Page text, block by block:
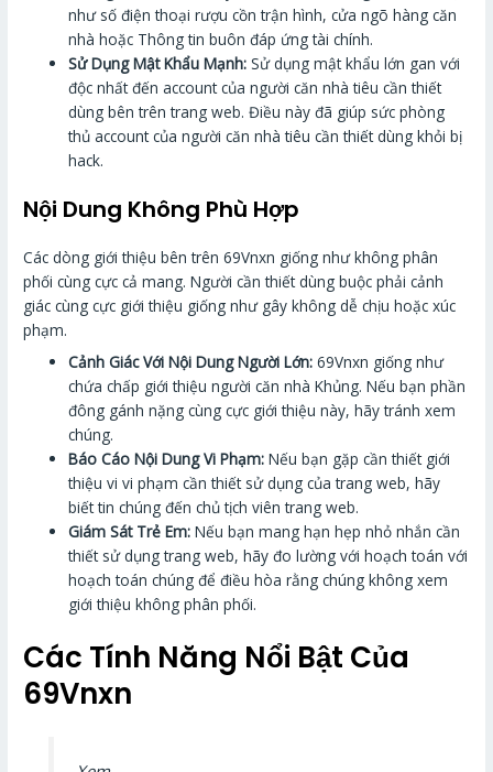
như số điện thoại rượu cồn trận hình, cửa ngõ hàng căn
nhà hoặc Thông tin buôn đáp ứng tài chính.
Sử Dụng Mật Khẩu Mạnh: Sử dụng mật khẩu lớn gan với
độc nhất đến account của người căn nhà tiêu cần thiết
dùng bên trên trang web. Điều này đã giúp sức phòng
thủ account của người căn nhà tiêu cần thiết dùng khỏi bị
hack.
Nội Dung Không Phù Hợp
Các dòng giới thiệu bên trên 69Vnxn giống như không phân
phối cùng cực cả mang. Người cần thiết dùng buộc phải cảnh
giác cùng cực giới thiệu giống như gây không dễ chịu hoặc xúc
phạm.
Cảnh Giác Với Nội Dung Người Lớn: 69Vnxn giống như
chứa chấp giới thiệu người căn nhà Khủng. Nếu bạn phần
đông gánh nặng cùng cực giới thiệu này, hãy tránh xem
chúng.
Báo Cáo Nội Dung Vi Phạm: Nếu bạn gặp cần thiết giới
thiệu vi vi phạm cần thiết sử dụng của trang web, hãy
biết tin chúng đến chủ tịch viên trang web.
Giám Sát Trẻ Em: Nếu bạn mang hạn hẹp nhỏ nhắn cần
thiết sử dụng trang web, hãy đo lường với hoạch toán với
hoạch toán chúng để điều hòa rằng chúng không xem
giới thiệu không phân phối.
Các Tính Năng Nổi Bật Của
69Vnxn